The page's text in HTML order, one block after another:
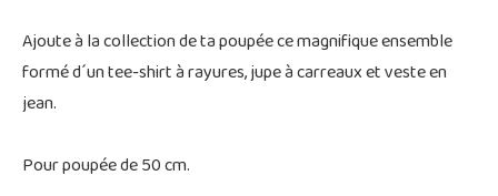
Ajoute à la collection de ta poupée ce magnifique ensemble
formé d´un tee-shirt à rayures, jupe à carreaux et veste en
jean.
Pour poupée de 50 cm.